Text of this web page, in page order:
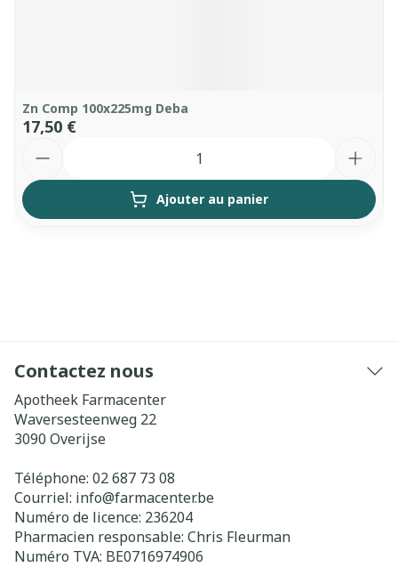
Zn Comp 100x225mg Deba
17,50 €
Ajouter au panier
Contactez nous
Apotheek Farmacenter
Waversesteenweg 22
3090 Overijse
Téléphone: 02 687 73 08
Courriel: info@farmacenter.be
Numéro de licence: 236204
Pharmacien responsable: Chris Fleurman
Numéro TVA: BE0716974906